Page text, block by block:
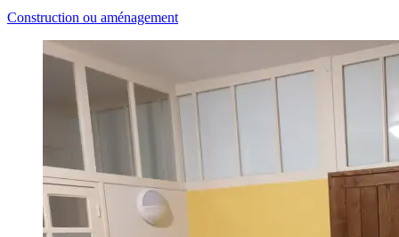
Construction ou aménagement